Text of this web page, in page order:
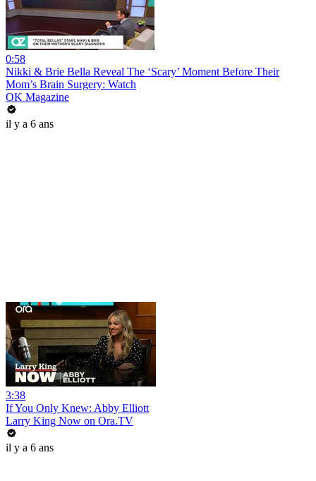
0:58
Nikki & Brie Bella Reveal The ‘Scary’ Moment Before Their
Mom’s Brain Surgery: Watch
OK Magazine
il y a 6 ans
3:38
If You Only Knew: Abby Elliott
Larry King Now on Ora.TV
il y a 6 ans